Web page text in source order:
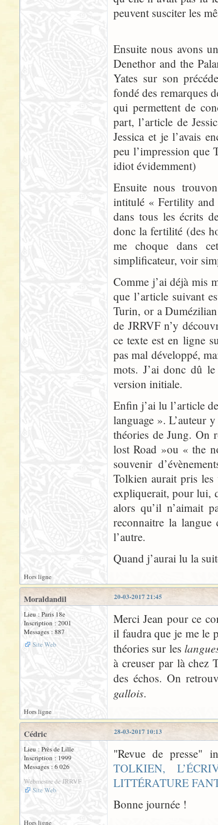
peuvent susciter les
Ensuite nous avons
Denethor and the
Yates sur son
fondé des remarques
qui permettent de
part, l’article de
Jessica et je l’avais
peu l’impression que
idiot évidemment)
Ensuite nous
intitulé « Fertility and
dans tous les écrits
donc la fertilité (des
me choque dans
simplificateur, voir
Comme j’ai déjà mis
que l’article suivant
Turin, or a
de JRRVF n’y
ce texte est en ligne
pas mal développé,
mots. J’ai donc dû
version initiale.
Enfin j’ai lu l’article
language ». L’auteur
théories de Jung. On
lost Road »ou « the
souvenir
Tolkien aurait pris les
expliquerait, pour lui,
alors qu’il n’aimait
reconnaitre la langue
l’autre.
Quand j’aurai lu la
Hors ligne
20-03-2017 21:45
Moraldandil
Lieu : Paris 18e
Inscription : 2001
Messages : 887
Site Web
Merci Jean pour ce
il faudra que je me le
théories sur les
à creuser par là chez
des échos. On
gallois.
Hors ligne
28-03-2017 10:13
Cédric
Lieu : Près de Lille
Inscription : 1999
Messages : 6 026
Webmestre de JRRVF
Site Web
"Revue de presse"
TOLKIEN,
LITTÉRATURE
Bonne journée !
Hors ligne